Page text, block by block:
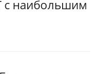
с наибольшим